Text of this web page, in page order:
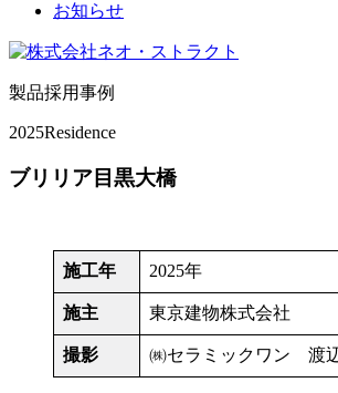
お知らせ
製品採用事例
2025Residence
ブリリア目黒大橋
施工年 2025年
施主 東京建物株式会社
撮影 ㈱セラミックワン 渡